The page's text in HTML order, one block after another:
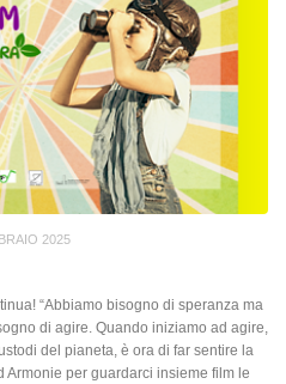
2025
“Abbiamo bisogno di speranza ma
di agire. Quando iniziamo ad agire,
del pianeta, è ora di far sentire la
per guardarci insieme film le